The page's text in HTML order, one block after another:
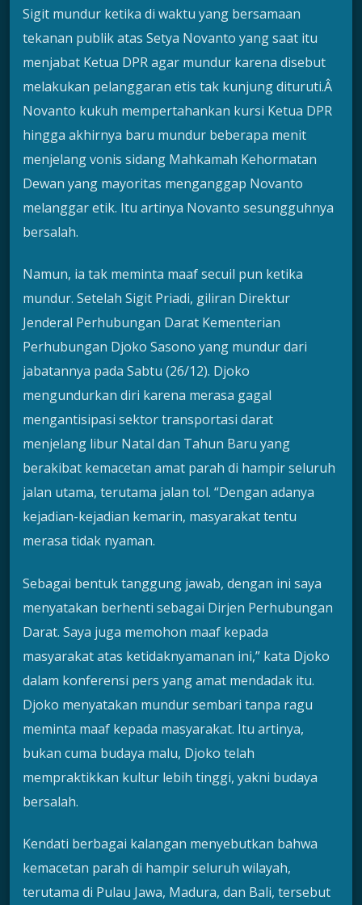
Sigit mundur ketika di waktu yang bersamaan
tekanan publik atas Setya Novanto yang saat itu
menjabat Ketua DPR agar mundur karena disebut
melakukan pelanggaran etis tak kunjung dituruti.Â
Novanto kukuh mempertahankan kursi Ketua DPR
hingga akhirnya baru mundur beberapa menit
menjelang vonis sidang Mahkamah Kehormatan
Dewan yang mayoritas menganggap Novanto
melanggar etik. Itu artinya Novanto sesungguhnya
bersalah.
Namun, ia tak meminta maaf secuil pun ketika
mundur. Setelah Sigit Priadi, giliran Direktur
Jenderal Perhubungan Darat Kementerian
Perhubungan Djoko Sasono yang mundur dari
jabatannya pada Sabtu (26/12). Djoko
mengundurkan diri karena merasa gagal
mengantisipasi sektor transportasi darat
menjelang libur Natal dan Tahun Baru yang
berakibat kemacetan amat parah di hampir seluruh
jalan utama, terutama jalan tol. “Dengan adanya
kejadian-kejadian kemarin, masyarakat tentu
merasa tidak nyaman.
Sebagai bentuk tanggung jawab, dengan ini saya
menyatakan berhenti sebagai Dirjen Perhubungan
Darat. Saya juga memohon maaf kepada
masyarakat atas ketidaknyamanan ini,” kata Djoko
dalam konferensi pers yang amat mendadak itu.
Djoko menyatakan mundur sembari tanpa ragu
meminta maaf kepada masyarakat. Itu artinya,
bukan cuma budaya malu, Djoko telah
mempraktikkan kultur lebih tinggi, yakni budaya
bersalah.
Kendati berbagai kalangan menyebutkan bahwa
kemacetan parah di hampir seluruh wilayah,
terutama di Pulau Jawa, Madura, dan Bali, tersebut